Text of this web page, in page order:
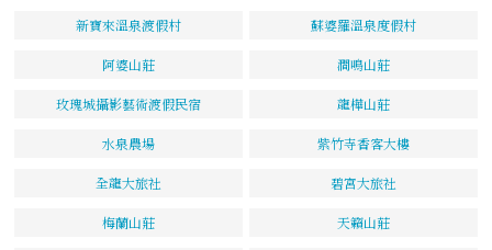
新寶來溫泉渡假村 蘇婆羅溫泉度假村
阿婆山莊 澗鳴山莊
玫瑰城攝影藝術渡假民宿 龍樺山莊
水泉農場 紫竹寺香客大樓
全龍大旅社 碧宮大旅社
梅蘭山莊 天籟山莊